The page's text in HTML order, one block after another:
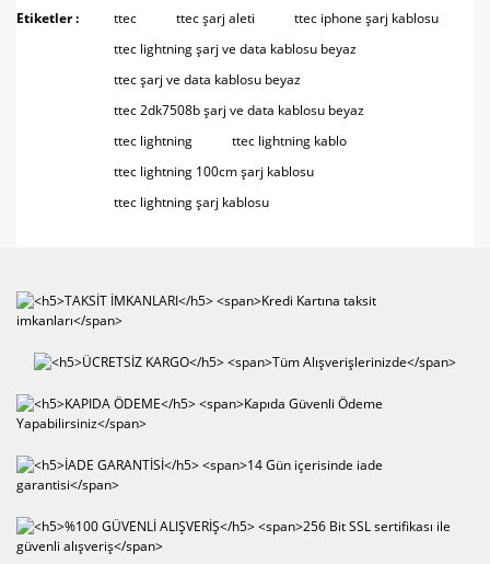
Yorum Yaz
konularda yetersiz gördüğünüz noktaları öneri formunu
Görüş ve önerileriniz için teşekkür ederiz.
Ürün resmi kalitesiz, bozuk veya görüntülenemiyor.
Ürün açıklamasında eksik bilgiler bulunuyor.
Ürün bilgilerinde hatalar bulunuyor.
Ürün fiyatı diğer sitelerden daha pahalı.
Etiketler : ttec ttec şarj aleti
ttec iphone şarj kablosu
ttec lightning şarj ve data kablosu beyaz
ttec şarj ve data kablosu beyaz
ttec 2dk7508b şarj ve data kablosu beyaz
ttec lightning
ttec lightning kablo
ttec lightning 100cm şarj kablosu
ttec lightning şarj kablosu